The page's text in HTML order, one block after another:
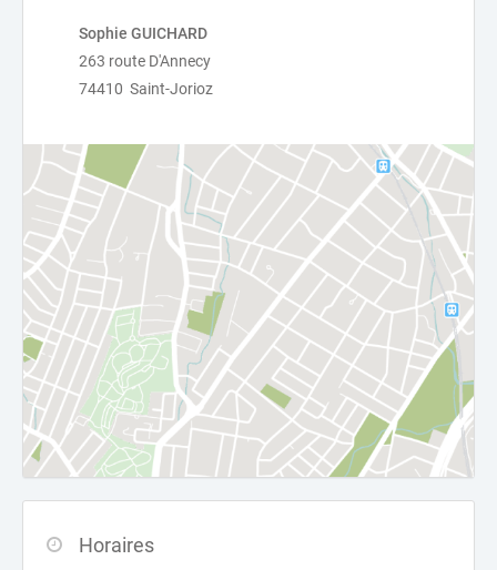
Sophie GUICHARD
263 route D'Annecy
74410 Saint-Jorioz
Horaires